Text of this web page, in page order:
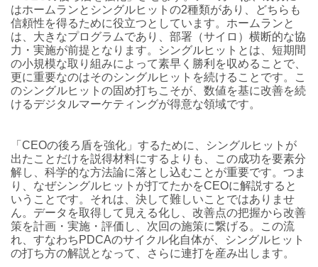
はホームランとシングルヒットの2種類があり、どちらも
信頼性を得るために役立つとしています。ホームランと
は、大きなプログラムであり、部署（サイロ）横断的な協
力・実施が前提となります。シングルヒットとは、短期間
の小規模な取り組みによって素早く勝利を収めることで、
更に重要なのはそのシングルヒットを続けることです。こ
のシングルヒットの固め打ちこそが、数値を基に改善を続
けるデジタルマーケティングが得意な領域です。
「CEOの後ろ盾を強化」するために、シングルヒットが
出たことだけを説得材料にするよりも、この成功を要素分
解し、科学的な方法論に落とし込むことが重要です。つま
り、なぜシングルヒットが打てたかをCEOに解説すると
いうことです。それは、決して難しいことではありませ
ん。データを取得して見える化し、改善点の把握から改善
策を計画・実施・評価し、次回の施策に繋げる。この流
れ、すなわちPDCAのサイクル化自体が、シングルヒット
の打ち方の解説となって、さらに連打を産み出します。